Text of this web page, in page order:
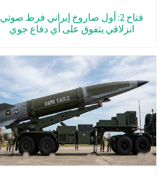
فتاح 2: أول صاروخ إيراني فرط صوتي
انزلاقي يتفوق على أي دفاع جوي